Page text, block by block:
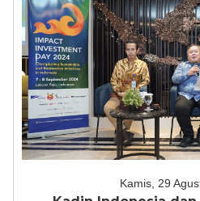
Kamis, 29